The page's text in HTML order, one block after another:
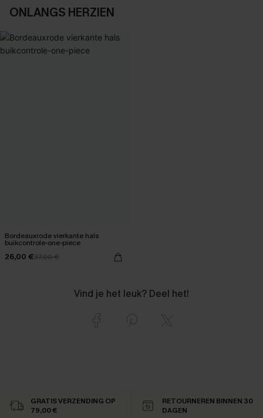
ONLANGS HERZIEN
Bordeauxrode vierkante hals
buikcontrole-one-piece
26,00 €37,00 €
Vind je het leuk? Deel het!
GRATIS VERZENDING OP
79,00 €
RETOURNEREN BINNEN 30
DAGEN